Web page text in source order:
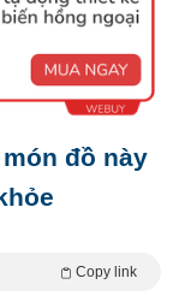
đồ này
Copy link